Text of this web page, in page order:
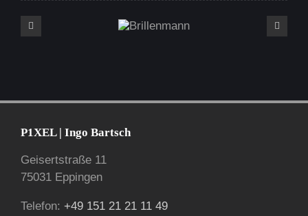
Brillenmann
P1XEL | Ingo Bartsch
Geisertstraße 11
75031 Eppingen
Telefon: +49 151 21 21 11 49